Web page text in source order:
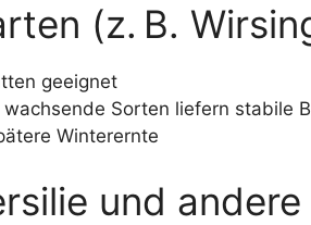
(z. B.
geeignet
wachsende Sorten liefern stabile
Winterernte
und